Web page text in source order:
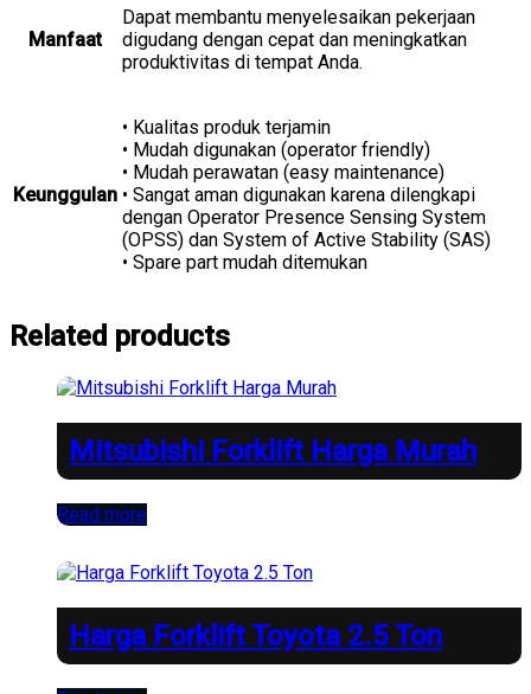
Manfaat
Dapat membantu menyelesaikan pekerjaan
digudang dengan cepat dan meningkatkan
produktivitas di tempat Anda.
Keunggulan
• Kualitas produk terjamin
• Mudah digunakan (operator friendly)
• Mudah perawatan (easy maintenance)
• Sangat aman digunakan karena dilengkapi
dengan Operator Presence Sensing System
(OPSS) dan System of Active Stability (SAS)
• Spare part mudah ditemukan
Related products
Mitsubishi Forklift Harga Murah
Read more
Harga Forklift Toyota 2.5 Ton